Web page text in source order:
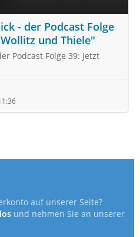
- der Podcast Folge
und Thiele"
Podcast Folge 39: Jetzt
auf unserer Seite?
und nehmen Sie an unserer